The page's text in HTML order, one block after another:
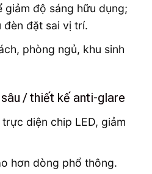
giảm độ sáng hữu dụng;
đèn đặt sai vị trí.
phòng ngủ, khu sinh
/ thiết kế anti-glare
trực diện chip LED, giảm
hơn dòng phổ thông.